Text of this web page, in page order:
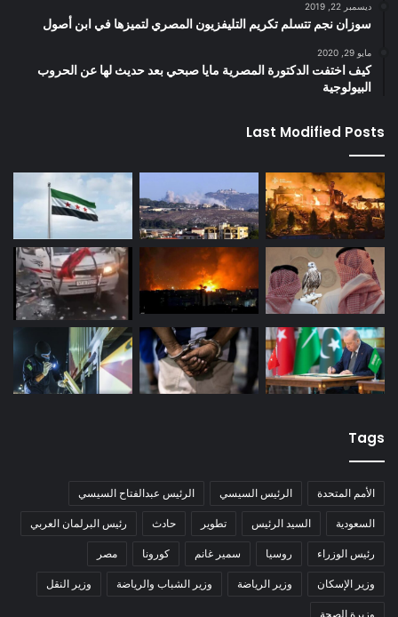
ديسمبر 22, 2019
سوزان نجم تتسلم تكريم التليفزيون المصري لتميزها في ابن أصول
مايو 29, 2020
كيف اختفت الدكتورة المصرية مايا صبحي بعد حديث لها عن الحروب
البيولوجية
Last Modified Posts
Tags
الأمم المتحدة الرئيس السيسي الرئيس عبدالفتاح السيسي
السعودية السيد الرئيس تطوير حادث رئيس البرلمان العربي
رئيس الوزراء روسيا سمير غانم كورونا مصر
وزير الإسكان وزير الرياضة وزير الشباب والرياضة وزير النقل
وزيرة الصحة